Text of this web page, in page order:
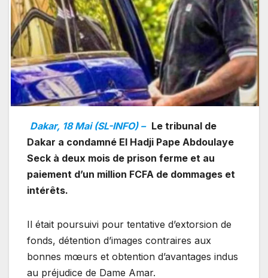
Dakar, 18 Mai (SL-INFO) – Le tribunal de
Dakar a condamné El Hadji Pape Abdoulaye
Seck à deux mois de prison ferme et au
paiement d’un million FCFA de dommages et
intérêts.
Il était poursuivi pour tentative d’extorsion de
fonds, détention d’images contraires aux
bonnes mœurs et obtention d’avantages indus
au préjudice de Dame Amar.